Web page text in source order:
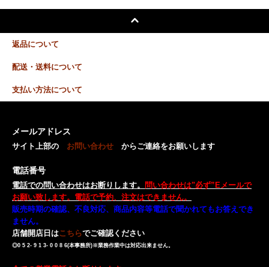
返品について
配送・送料について
支払い方法について
メールアドレス
サイト上部の お問い合わせ からご連絡をお願いします
電話番号
電話での問い合わせはお断りします。
問い合わせは"必ず”Eメールで
お願い致します。電話で予約、注文はできません。
販売時期の確認、不良対応、商品内容等電話で聞かれてもお答えでき
ません。
店舗開店日はこちらでご確認ください
◎0 5 2- 9 1 3- 0 0 8 6(本事務所)※業務作業中は対応出来ません。